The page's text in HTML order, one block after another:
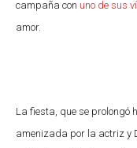
campaña con uno de sus
amor.
La fiesta, que se prolongó
amenizada por la actriz y